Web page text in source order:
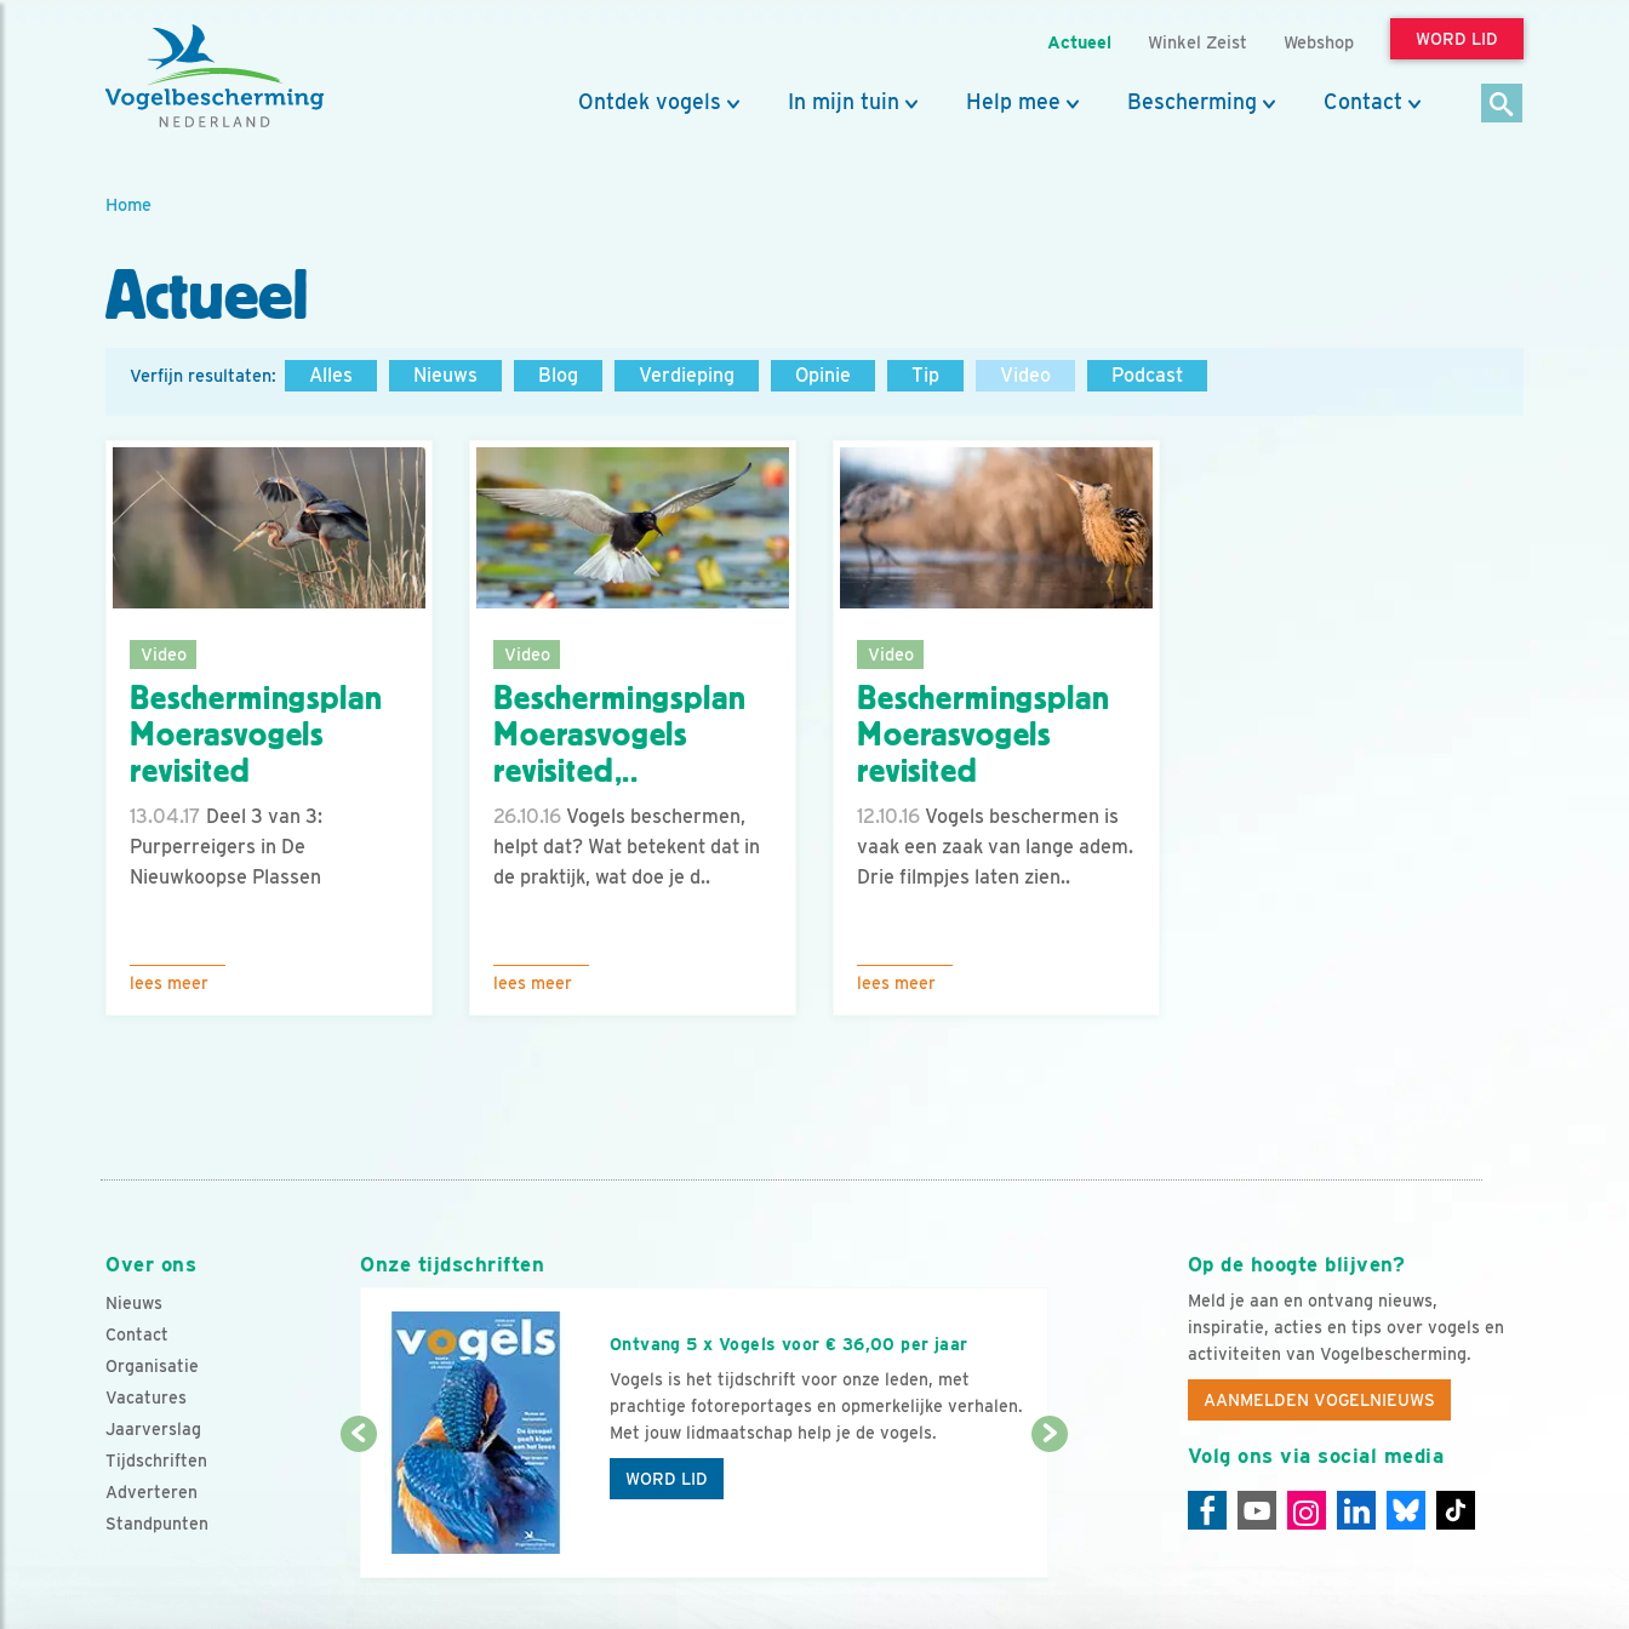
Actueel Winkel Zeist Webshop WORD LID
Ontdek vogels In mijn tuin Help mee Bescherming Contact
Home
Actueel
Verfijn resultaten: Alles Nieuws Blog Verdieping Opinie Tip Video Podcast
Video
Beschermingsplan
Moerasvogels
revisited
13.04.17 Deel 3 van 3:
Purperreigers in De
Nieuwkoopse Plassen
lees meer
Video
Beschermingsplan
Moerasvogels
revisited,..
26.10.16 Vogels beschermen,
helpt dat? Wat betekent dat in
de praktijk, wat doe je d..
lees meer
Video
Beschermingsplan
Moerasvogels
revisited
12.10.16 Vogels beschermen is
vaak een zaak van lange adem.
Drie filmpjes laten zien..
lees meer
Over ons
Nieuws
Contact
Organisatie
Vacatures
Jaarverslag
Tijdschriften
Adverteren
Standpunten
Op de hoogte blijven?
Meld je aan en ontvang nieuws,
inspiratie, acties en tips over vogels en
activiteiten van Vogelbescherming.
AANMELDEN VOGELNIEUWS
Volg ons via social media
Onze tijdschriften
Ontvang 5 x Vogels voor € 36,00 per jaar
Vogels is het tijdschrift voor onze leden, met
prachtige fotoreportages en opmerkelijke verhalen.
Met jouw lidmaatschap help je de vogels.
WORD LID